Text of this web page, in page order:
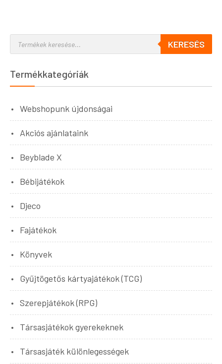
KERESÉS
Termékkategóriák
Webshopunk újdonságai
Akciós ajánlataink
Beyblade X
Bébijátékok
Djeco
Fajátékok
Könyvek
Gyűjtögetős kártyajátékok (TCG)
Szerepjátékok (RPG)
Társasjátékok gyerekeknek
Társasjáték különlegességek